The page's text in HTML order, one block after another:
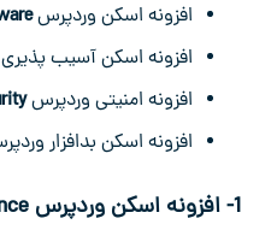
افزونه اسکن وردپرس
افزونه اسکن آسیب
افزونه امنیتی وردپرس
افزونه اسکن بدافزار
1- افزونه اسکن وردپرس